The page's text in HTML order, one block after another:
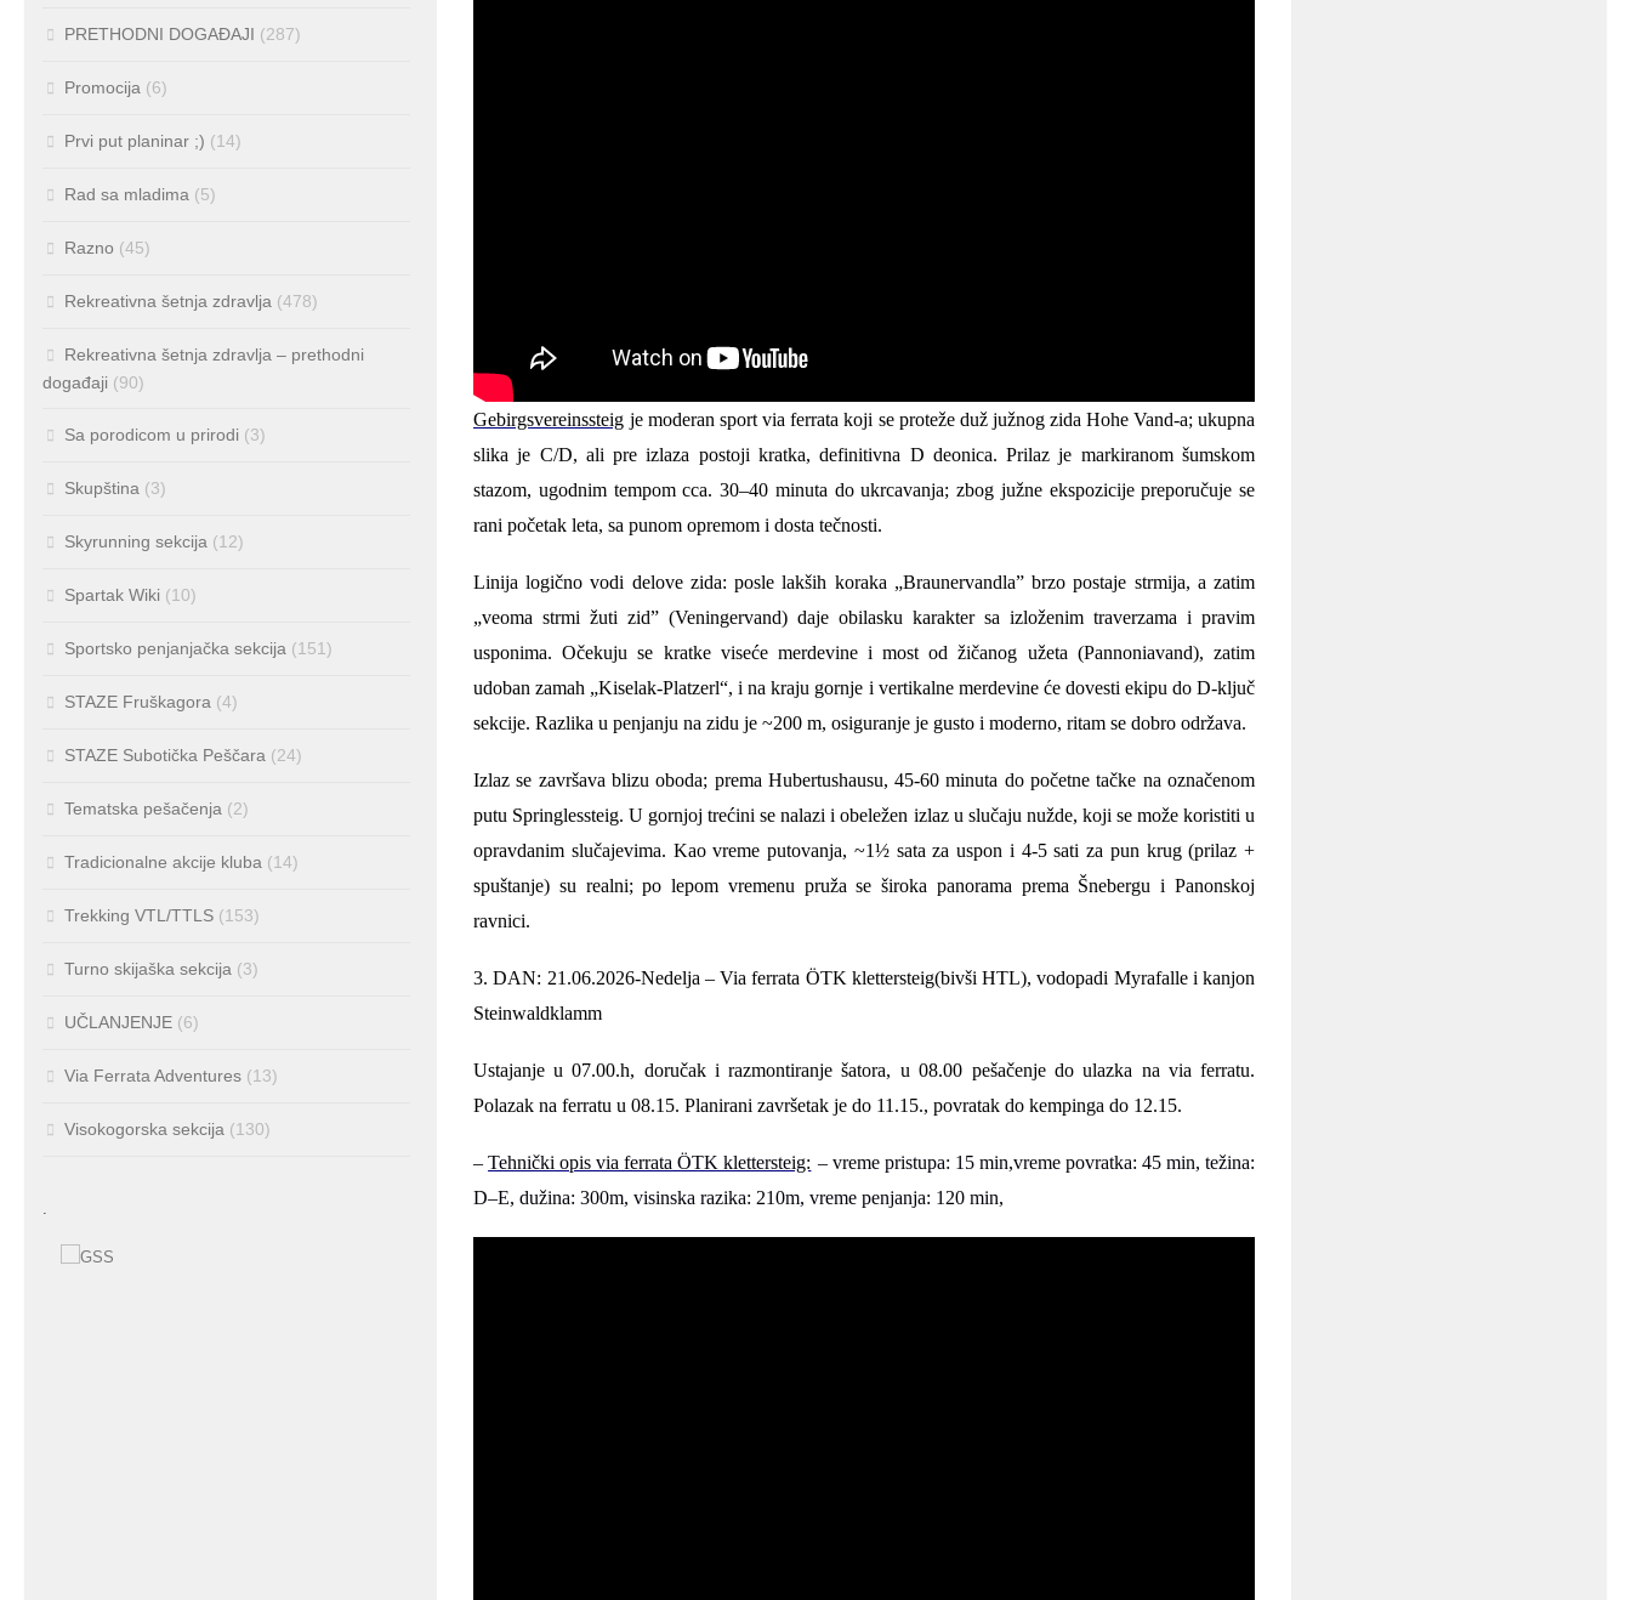
Gebirgsvereinssteig je moderan sport via ferrata koji se proteže duž južnog zida Hohe Vand-a; ukupna
slika je C/D, ali pre izlaza postoji kratka, definitivna D deonica. Prilaz je markiranom šumskom
stazom, ugodnim tempom cca. 30–40 minuta do ukrcavanja; zbog južne ekspozicije preporučuje se
rani početak leta, sa punom opremom i dosta tečnosti.
Linija logično vodi delove zida: posle lakših koraka „Braunervandla” brzo postaje strmija, a zatim
„veoma strmi žuti zid” (Veningervand) daje obilasku karakter sa izloženim traverzama i pravim
usponima. Očekuju se kratke viseće merdevine i most od žičanog užeta (Pannoniavand), zatim
udoban zamah „Kiselak-Platzerl“, i na kraju gornje i vertikalne merdevine će dovesti ekipu do D-ključ
sekcije. Razlika u penjanju na zidu je ~200 m, osiguranje je gusto i moderno, ritam se dobro održava.
Izlaz se završava blizu oboda; prema Hubertushausu, 45-60 minuta do početne tačke na označenom
putu Springlessteig. U gornjoj trećini se nalazi i obeležen izlaz u slučaju nužde, koji se može koristiti u
opravdanim slučajevima. Kao vreme putovanja, ~1½ sata za uspon i 4-5 sati za pun krug (prilaz +
spuštanje) su realni; po lepom vremenu pruža se široka panorama prema Šnebergu i Panonskoj
ravnici.
3. DAN: 21.06.2026-Nedelja – Via ferrata ÖTK klettersteig(bivši HTL),vodopadi Myrafalle i kanjon
Steinwaldklamm
Ustajanje u07.00.h, doručak i razmontiranje šatora, u 08.00 pešačenje do ulazka na via ferratu.
Polazak na ferratu u 08.15. Planirani završetak je do 11.15., povratak do kempinga do 12.15.
–Tehnički opis via ferrata ÖTK klettersteig: – vreme pristupa: 15min,vreme povratka: 45min, težina:
D–E, dužina: 300m, visinska razika: 210m, vreme penjanja: 120 min,
PRETHODNI DOGAĐAJI (287)
Promocija (6)
Prvi put planinar ;) (14)
Rad sa mladima (5)
Razno (45)
Rekreativna šetnja zdravlja (478)
Rekreativna šetnja zdravlja – prethodni
događaji (90)
Sa porodicom u prirodi (3)
Skupština (3)
Skyrunning sekcija (12)
Spartak Wiki (10)
Sportsko penjanjačka sekcija (151)
STAZE Fruškagora (4)
STAZE Subotička Peščara (24)
Tematska pešačenja (2)
Tradicionalne akcije kluba (14)
Trekking VTL/TTLS (153)
Turno skijaška sekcija (3)
UČLANJENJE (6)
Via Ferrata Adventures (13)
Visokogorska sekcija (130)
.